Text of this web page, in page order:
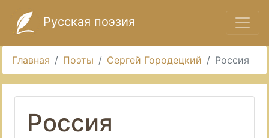
Русская поэзия
Главная Поэты Сергей Городецкий Россия
Россия